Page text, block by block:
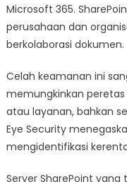
Microsoft 365.
perusahaan dan
berkolaborasi dokumen.
Celah keamanan ini
memungkinkan
atau layanan, bahkan
Eye Security
mengidentifikasi
Server SharePoint